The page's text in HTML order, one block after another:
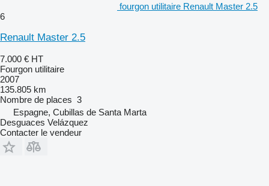
fourgon utilitaire Renault Master 2.5
6
Renault Master 2.5
7.000 € HT
Fourgon utilitaire
2007
135.805 km
Nombre de places 3
Espagne, Cubillas de Santa Marta
Desguaces Velázquez
Contacter le vendeur